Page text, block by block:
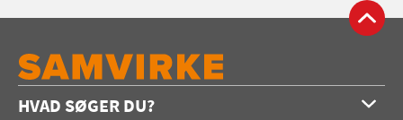
HVAD SØGER DU?